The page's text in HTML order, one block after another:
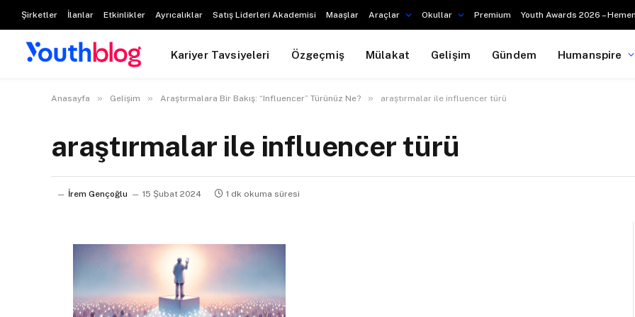
Şirketler İlanlar Etkinlikler Ayrıcalıklar Satış Liderleri Akademisi Maaşlar Araçlar Okullar Premium Youth Awards 2026 –
Kariyer Tavsiyeleri Özgeçmiş Mülakat Gelişim Gündem Humanspire
Anasayfa » Gelişim » Araştırmalara Bir Bakış: “Influencer” Türünüz Ne? » araştırmalar ile influencer türü
araştırmalar ile influencer türü
İrem Gençoğlu 15 Şubat 2024 1 dk okuma süresi